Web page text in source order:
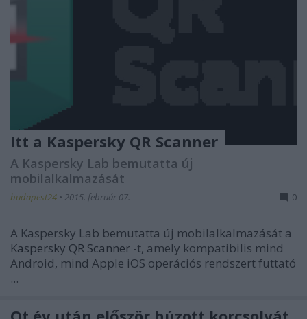
Itt a Kaspersky QR Scanner
A Kaspersky Lab bemutatta új
mobilalkalmazását
budapest24 • 2015. február 07. 0
A Kaspersky Lab bemutatta új mobilalkalmazását a
Kaspersky QR Scanner -t, amely kompatibilis mind
Android, mind Apple iOS operációs rendszert futtató
...